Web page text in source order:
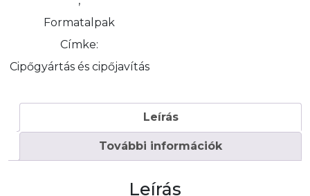
Formatalpak
Címke:
Cipőgyártás és cipőjavítás
Leírás
További információk
Leírás